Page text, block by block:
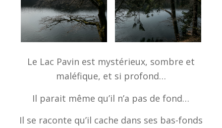
Le Lac Pavin est mystérieux, sombre et
maléfique, et si profond…
Il parait même qu’il n’a pas de fond…
Il se raconte qu’il cache dans ses bas-fonds